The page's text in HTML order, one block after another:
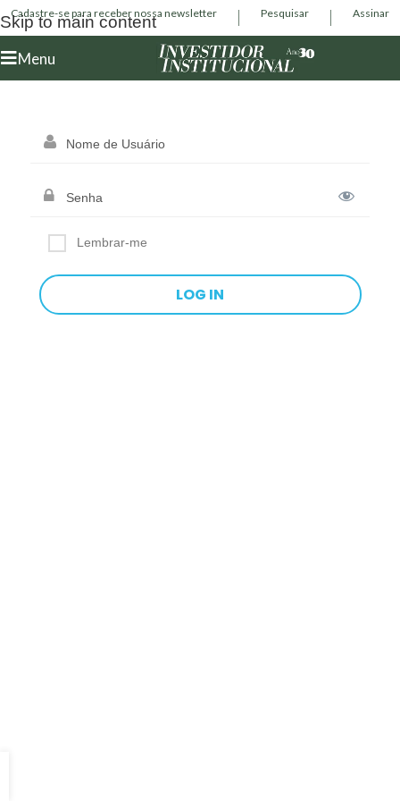
Skip to main content
Cadastre-se para receber nossa newsletter Pesquisar Assinar
Menu
Lembrar-me